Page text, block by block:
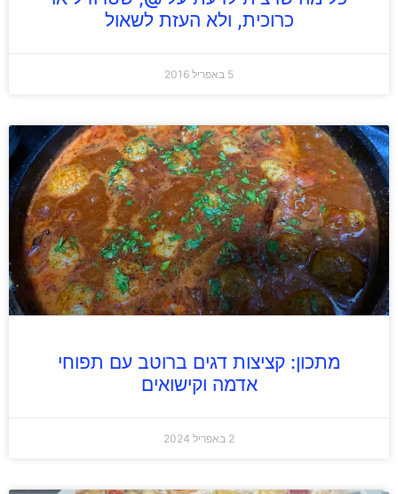
כרוכית, ולא העזת לשאול
5 באפריל 2016
מתכון: קציצות דגים ברוטב עם תפוחי
אדמה וקישואים
2 באפריל 2024